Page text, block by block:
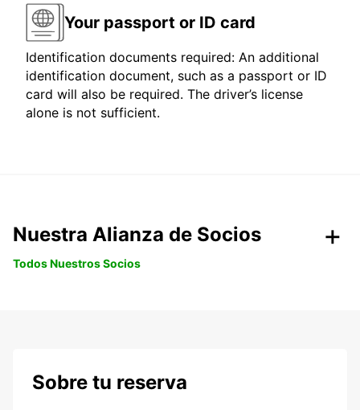
Your passport or ID card
Identification documents required: An additional
identification document, such as a passport or ID
card will also be required. The driver’s license
alone is not sufficient.
Nuestra Alianza de Socios
Todos Nuestros Socios
Sobre tu reserva